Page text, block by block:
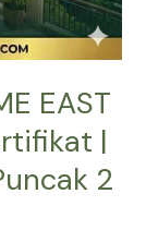
EAST
|
2